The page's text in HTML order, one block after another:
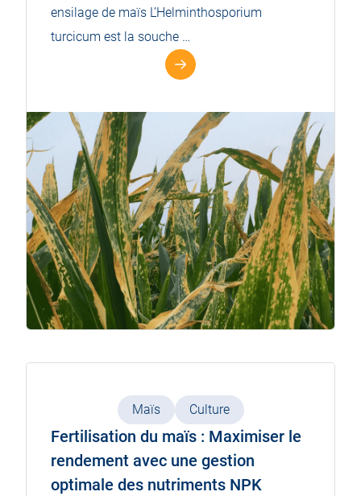
ensilage de maïs L’Helminthosporium
turcicum est la souche …
Maïs Culture
Fertilisation du maïs : Maximiser le
rendement avec une gestion
optimale des nutriments NPK